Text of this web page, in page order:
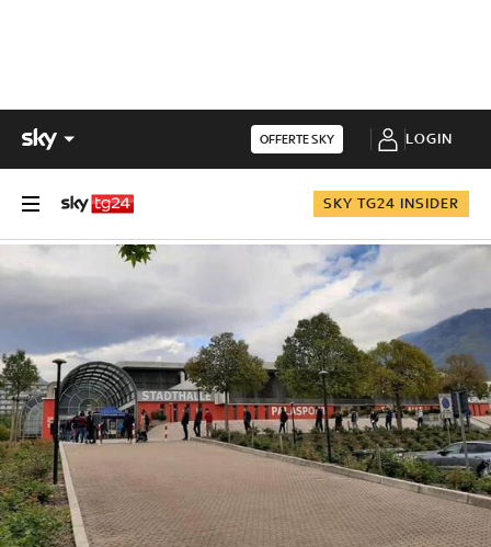
OFFERTE SKY LOGIN
SKY TG24 INSIDER